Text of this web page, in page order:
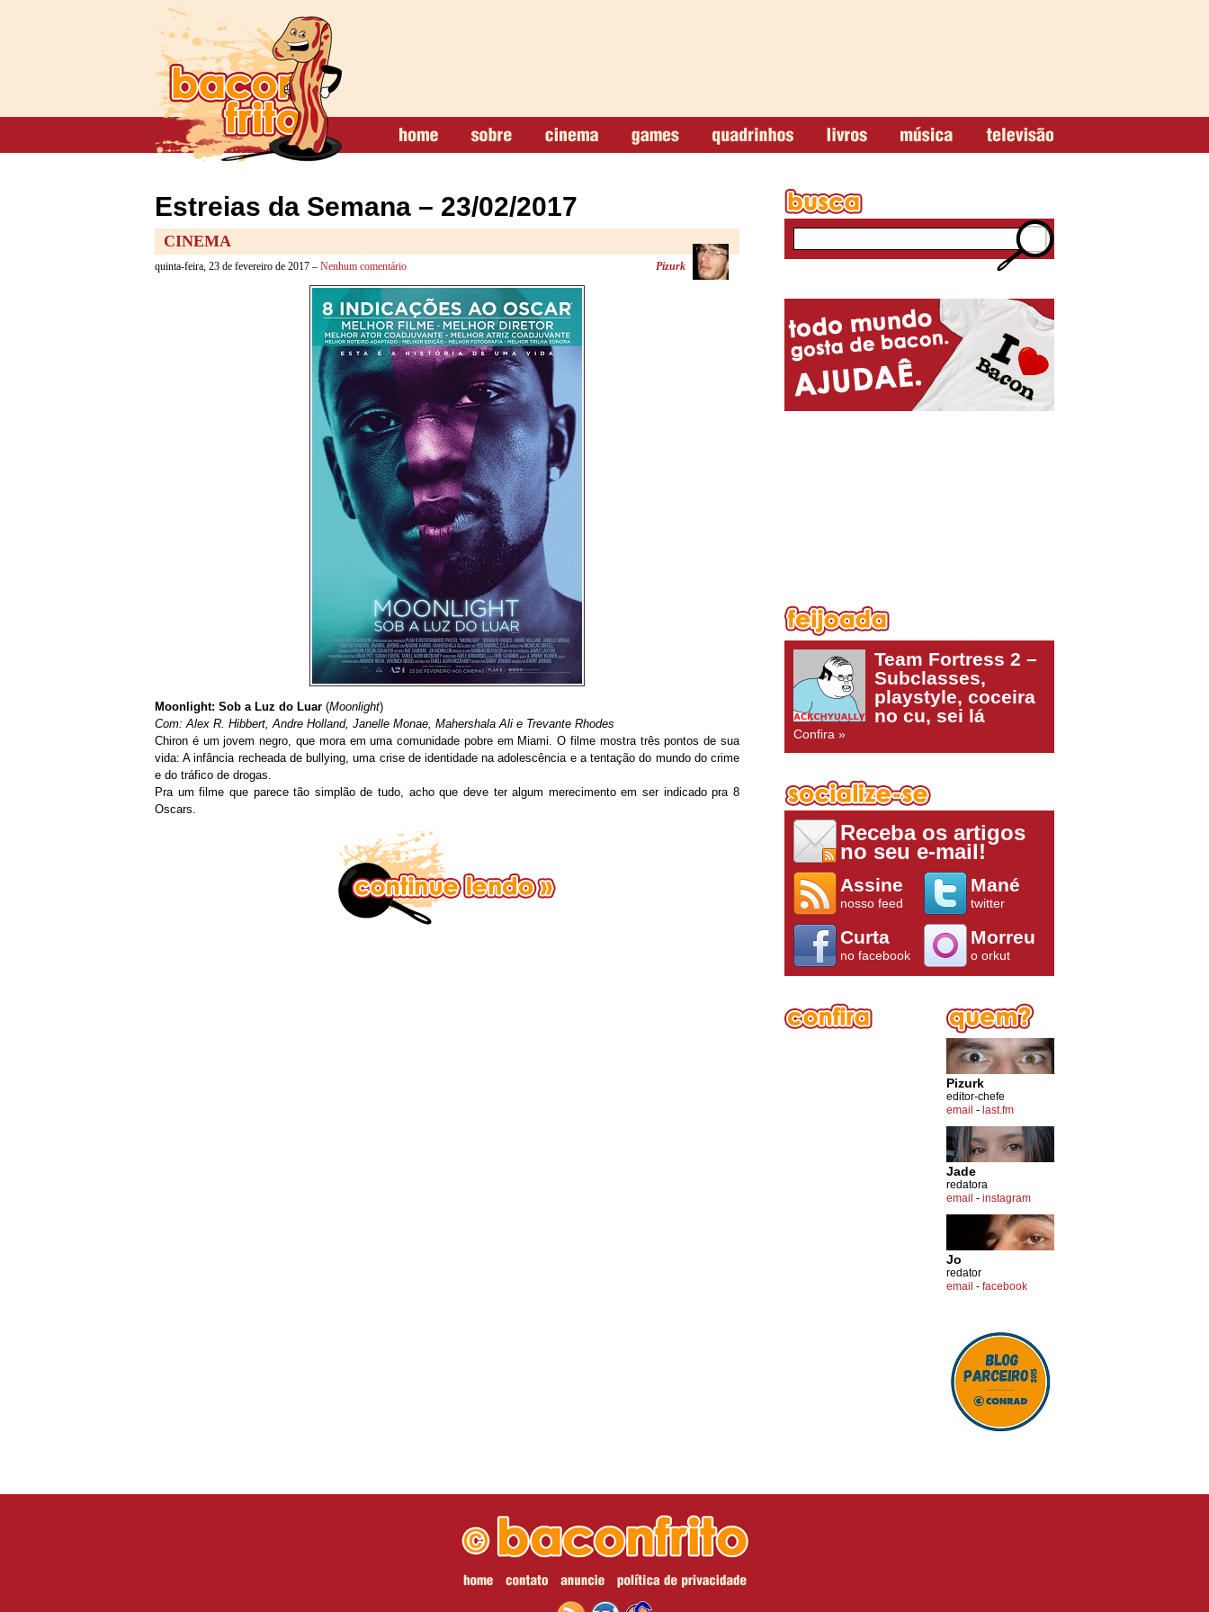
Estreias da Semana – 23/02/2017
CINEMA
quinta-feira, 23 de fevereiro de 2017 – Nenhum comentário Pizurk
Moonlight: Sob a Luz do Luar (Moonlight)
Com: Alex R. Hibbert, Andre Holland, Janelle Monae, Mahershala Ali e Trevante Rhodes
Chiron é um jovem negro, que mora em uma comunidade pobre em Miami. O filme mostra três pontos de sua
vida: A infância recheada de bullying, uma crise de identidade na adolescência e a tentação do mundo do crime
e do tráfico de drogas.
Pra um filme que parece tão simplão de tudo, acho que deve ter algum merecimento em ser indicado pra 8
Oscars.
Team Fortress 2 –
Subclasses,
playstyle, coceira
no cu, sei lá
Confira »
Receba os artigos
no seu e-mail!
Assine
nosso feed
Mané
twitter
Curta
no facebook
Morreu
o orkut
Pizurk
editor-chefe
email - last.fm
Jade
redatora
email - instagram
Jo
redator
email - facebook